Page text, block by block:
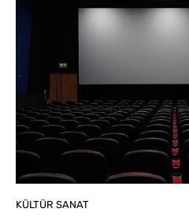
KÜLTÜR SANAT